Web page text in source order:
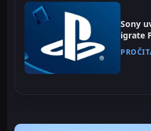
Sony
igrate